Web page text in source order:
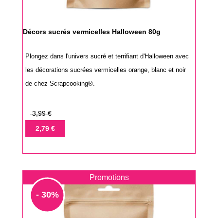
Décors sucrés vermicelles Halloween 80g
Plongez dans l'univers sucré et terrifiant d'Halloween avec
les décorations sucrées vermicelles orange, blanc et noir
de chez Scrapcooking®.
Prix
base
3,99 €
Prix2,79 €
Promotions
- 30%